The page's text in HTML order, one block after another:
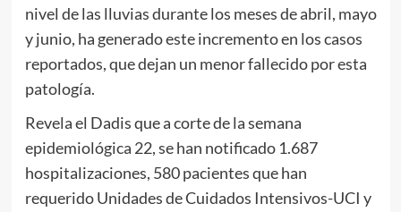
nivel de las lluvias durante los meses de abril, mayo
y junio, ha generado este incremento en los casos
reportados, que dejan un menor fallecido por esta
patología.
Revela el Dadis que a corte de la semana
epidemiológica 22, se han notificado 1.687
hospitalizaciones, 580 pacientes que han
requerido Unidades de Cuidados Intensivos-UCI y